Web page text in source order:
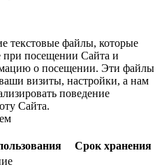
текстовые файлы, которые
при посещении Сайта и
о посещении. Эти файлы
визиты, настройки, а нам
поведение
Сайта.
Срок хранения